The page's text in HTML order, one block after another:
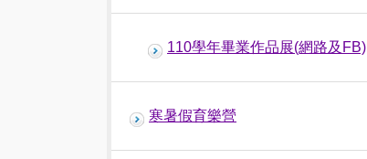
110學年畢業作品展(網路及FB)
寒暑假育樂營